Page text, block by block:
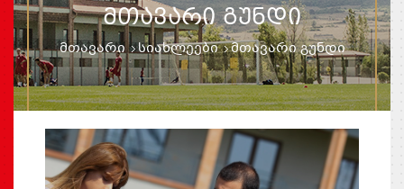
ᲛᲗᲐᲕᲐᲠᲘ ᲒᲣᲜᲓᲘ
მთავარი სიახლეები მთავარი გუნდი